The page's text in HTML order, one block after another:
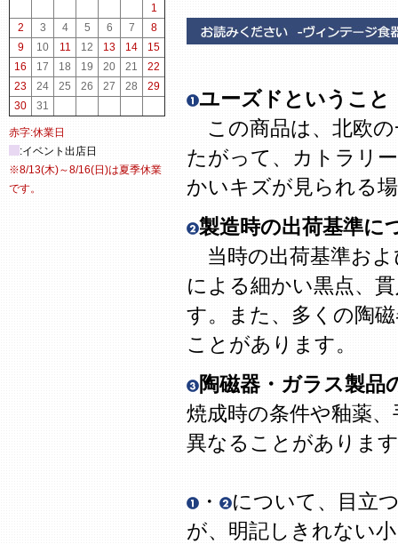
ユーズドということ
この商品は、北欧の
たがって、カトラリ
かいキズが見られる
製造時の出荷基準に
当時の出荷基準およ
による細かい黒点、
す。また、多くの陶
ことがあります。
陶磁器・ガラス製品
焼成時の条件や釉薬
異なることがありま
・
について、目立
が、明記しきれない
1
2
3 4 5 6 7
8
9
10 11 12 13 14
15
16
17 18 19 20 21
22
23
24 25 26 27 28
29
30
31
赤字:休業日
:イベント出店日
※8/13(木)～8/16(日)は夏季休業
です。